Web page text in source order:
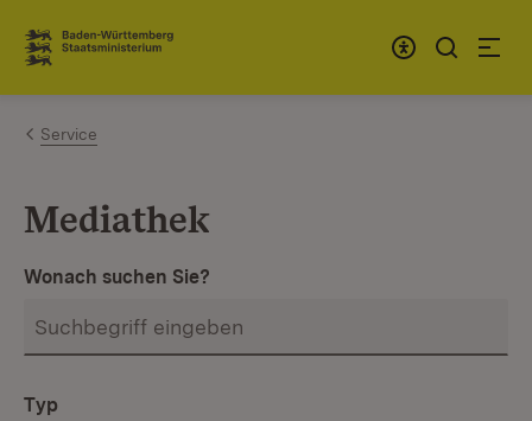
Zum Inhalt springen
Link zur Startseite
Service
Mediathek
Wonach suchen Sie?
Typ